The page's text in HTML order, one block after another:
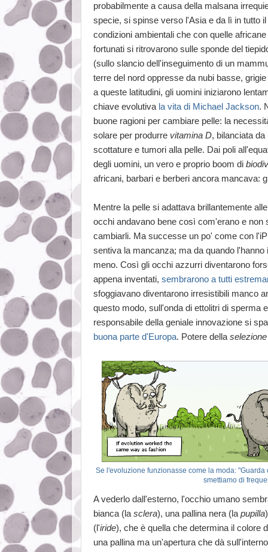
probabilmente a causa della malsana
specie, si spinse verso l'Asia e da lì in tutto
condizioni ambientali che con quelle
fortunati si ritrovarono sulle sponde del
(sullo slancio dell'inseguimento di un
terre del nord oppresse da nubi basse,
a queste latitudini, gli uomini iniziarono
chiave evolutiva la vita di Michael Jackson.
buone ragioni per cambiare pelle: la
solare per produrre vitamina D, bilanciata
scottature e tumori alla pelle. Dai poli
degli uomini, un vero e proprio boom di
africani, barbari e berberi ancora mancava:
Mentre la pelle si adattava brillantemente
occhi andavano bene così com'erano e non
cambiarli. Ma successe un po' come con
sentiva la mancanza; ma da quando
meno. Così gli occhi azzurri diventarono
appena inventati, sembrarono a tutti
sfoggiavano diventarono irresistibili manco
questo modo, sull'onda di ettolitri di sperma
responsabile della geniale innovazione si
buona parte d'Europa. Potere della
Se l'evoluzione funzionasse come la moda:
smettiamo di
A vederlo dall'esterno, l'occhio umano
bianca (lasclera), una pallina nera (lapupilla
(l'iride), che è quella che determina il colore
una pallina ma un'apertura che dà